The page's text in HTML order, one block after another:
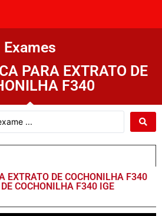
Exames
PARA EXTRATO DE
F340
EXTRATO DE COCHONILHA F340
COCHONILHA F340 IGE